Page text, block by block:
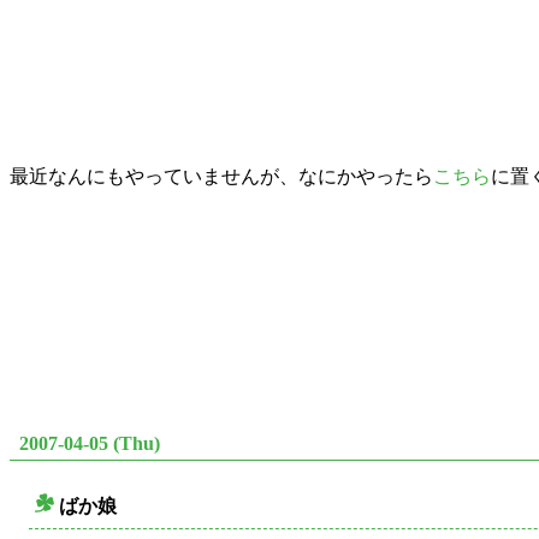
最近なんにもやっていませんが、なにかやったら こちらに置
2007-04-05 (Thu)
ばか娘